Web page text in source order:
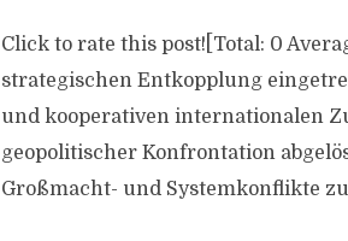
Click to rate this post![Total: 0
strategischen Entkopplung
und kooperativen internationalen
geopolitischer Konfrontation
Großmacht- und Systemkonflikte